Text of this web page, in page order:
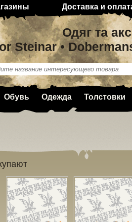
Доставка и
Одяг та
Steinar •
Обувь Одежда Толстовки